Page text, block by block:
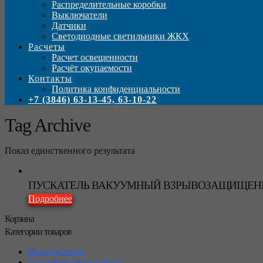
Распределительные коробки
Выключатели
Датчики
Светодиодные светильники ЖКХ
Расчеты
Расчет освещенности
Расчёт окупаемости
Контакты
Политика конфиденциальности
+7 (3846) 63-13-45, 63-10-22
Tag Archive
Показ единственного результата
ПУСКАТЕЛЬ ВАКУУМНЫЙ
Подробнее
Корзина
Категории товаров
Выключатели